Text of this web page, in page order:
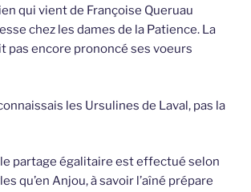
qui vient de Françoise Queruau
chez les dames de la Patience. La
pas encore prononcé ses voeurs
les Ursulines de Laval, pas la
le partage égalitaire est effectué selon
qu’en Anjou, à savoir l’aîné prépare